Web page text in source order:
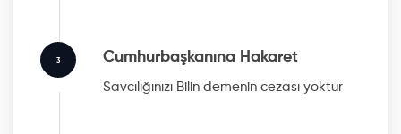
3 Cumhurbaşkanına Hakaret
Savcılığınızı Bilin demenin cezası yoktur